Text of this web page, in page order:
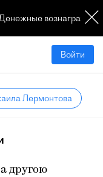
Войти
Лермонтова
другою